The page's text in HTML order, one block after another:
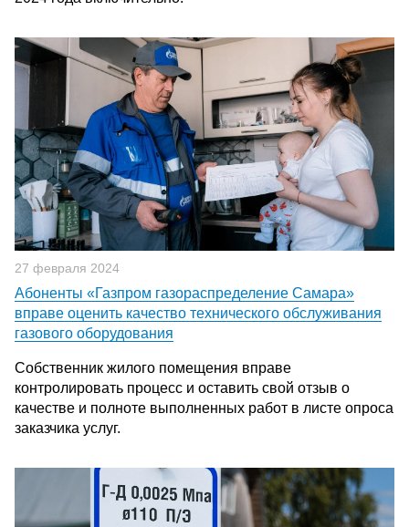
27 февраля 2024
Абоненты «Газпром газораспределение Самара»
вправе оценить качество технического обслуживания
газового оборудования
Собственник жилого помещения вправе
контролировать процесс и оставить свой отзыв о
качестве и полноте выполненных работ в листе опроса
заказчика услуг.